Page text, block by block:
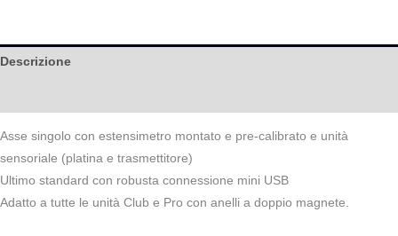
Descrizione
Asse singolo con estensimetro montato e pre-calibrato e unità
sensoriale (platina e trasmettitore)
Ultimo standard con robusta connessione mini USB
Adatto a tutte le unità Club e Pro con anelli a doppio magnete.